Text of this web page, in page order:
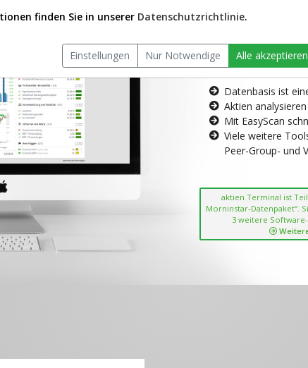
AKTIEN-
Die
Datenbasis ist
Aktien
Mit EasyScan
Viele weitere
Peer-Group- und
aktien Terminal ist
Morninstar-Datenpaket“.
3 weitere
finden Sie in unserer Datenschutzrichtlinie.
Einstellungen Nur Notwendige Alle akzeptieren